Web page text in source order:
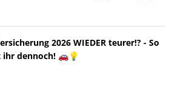
2026 WIEDER teurer!? - So
ihr dennoch! 🚗💡